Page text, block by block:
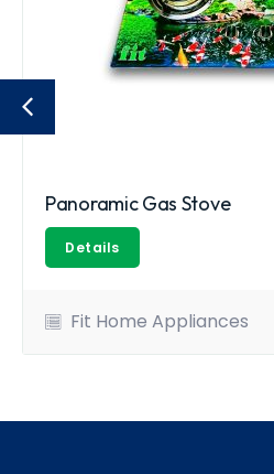
Panoramic Gas Stove
Details
Fit Home Appliances